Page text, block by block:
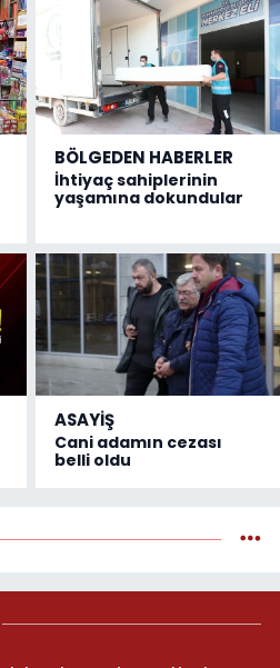
BÖLGEDEN HABERLER
İhtiyaç sahiplerinin
yaşamına dokundular
ASAYİŞ
Cani adamın cezası
belli oldu